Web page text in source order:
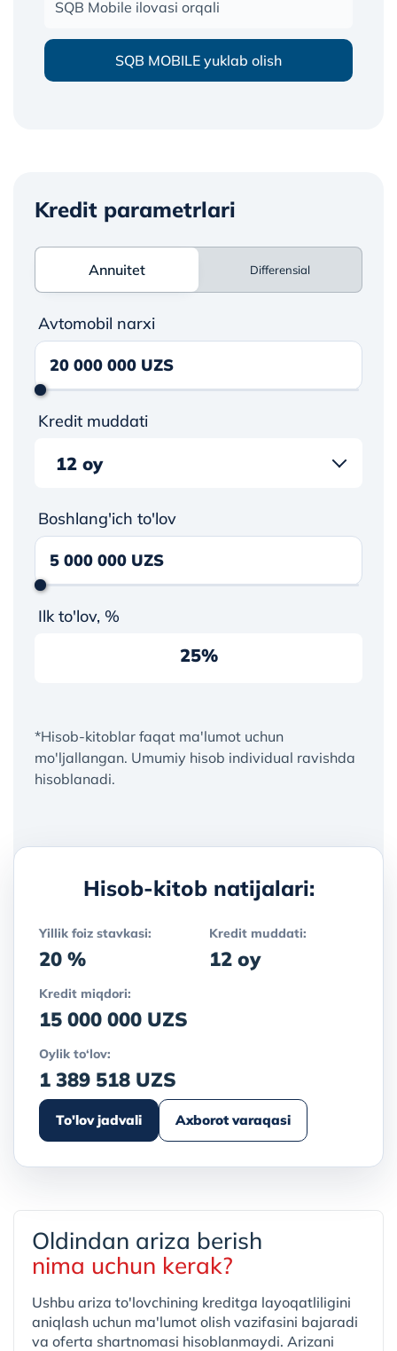
SQB Mobile ilovasi orqali
SQB MOBILE yuklab olish
Kredit parametrlari
Annuitet Differensial
Annuitet
Avtomobil narxi
Kredit muddati
12 oy
36 oy
Boshlang'ich to'lov
Ilk to'lov, %
25%
*Hisob-kitoblar faqat ma'lumot uchun
mo'ljallangan. Umumiy hisob individual ravishda
hisoblanadi.
Hisob-kitob natijalari:
Yillik foiz stavkasi:
20 %
Kredit muddati:
12 oy
Kredit miqdori:
15 000 000 UZS
Oylik to‘lov:
1 389 518 UZS
To'lov jadvali Axborot varaqasi
Oldindan ariza berish
nima uchun kerak?
Ushbu ariza to'lovchining kreditga layoqatliligini
aniqlash uchun ma'lumot olish vazifasini bajaradi
va oferta shartnomasi hisoblanmaydi. Arizani